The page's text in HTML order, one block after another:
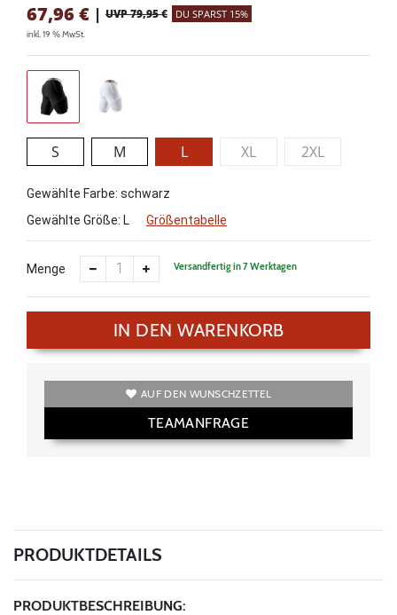
67,96 € | UVP 79,95 € DU SPARST 15%
inkl. 19 % MwSt.
S M L XL 2XL
Gewählte Farbe: schwarz
Gewählte Größe: L Größentabelle
Menge Versandfertig in 7 Werktagen
IN DEN WARENKORB
AUF DEN WUNSCHZETTEL
TEAMANFRAGE
PRODUKTDETAILS
PRODUKTBESCHREIBUNG: